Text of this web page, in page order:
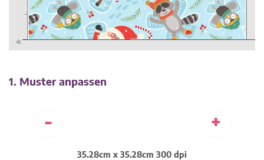
1. Muster anpassen
- +
35.28cm x 35.28cm 300 dpi